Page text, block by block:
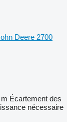
Deere 2700
Écartement des
nécessaire